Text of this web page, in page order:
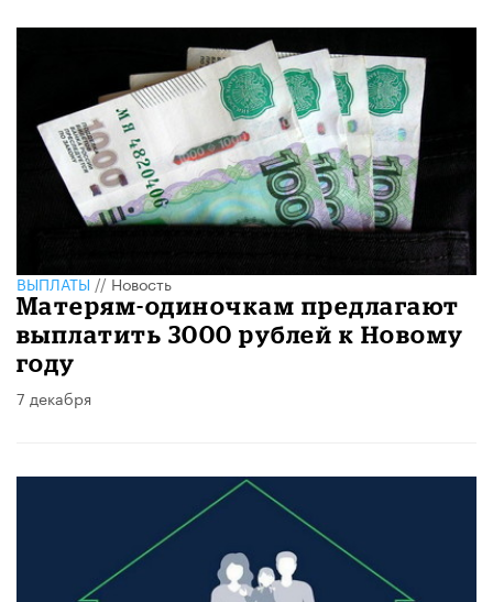
ВЫПЛАТЫ//Новость
Матерям-одиночкам предлагают
выплатить 3000 рублей к Новому
году
7 декабря